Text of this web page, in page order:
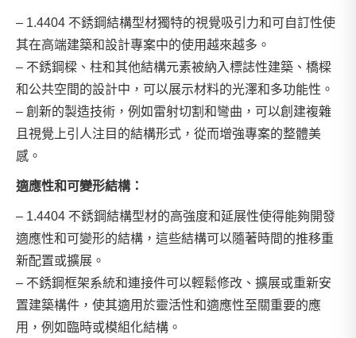
– 1.4404 不銹鋼結構型材獨特的視覺吸引力和可自訂性使
其在高端建築和設計專案中的使用越來越多。
– 不銹鋼樑、柱和其他結構元素被納入標誌性建築、橋樑
和公共空間的設計中，可以展示材料的光澤和多功能性。
– 創新的製造技術，例如雷射切割和彎曲，可以創建複雜
且視覺上引人注目的結構形式，從而增強專案的整體美
感。
適應性和可變形結構：
– 1.4404 不銹鋼結構型材的高強度和延展性使得能夠開發
適應性和可變形的結構，這些結構可以隨著時間的推移重
新配置或擴展。
– 不銹鋼框架系統和連接件可以輕鬆修改、擴展或重新安
置建築構件，使其適用於靈活性和適應性至關重要的應
用，例如臨時或模組化結構。